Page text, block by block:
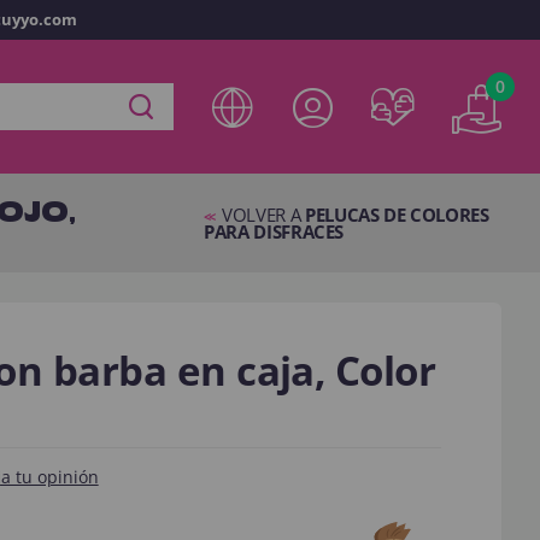
0
<< VOLVER A PELUCAS DE COLORES
PARA DISFRACES
barba en caja, Color
tu opinión